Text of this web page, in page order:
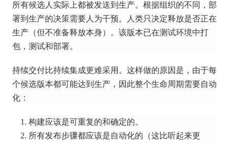
所有候选人实际上都被发送到生产。 根据组织的不同，部
署到生产的决策需要人为干预。
人类只决定释放是否正在
生产（但不准备释放本身）。 该版本已在测试环境中打
包，测试和部署。
持续交付比持续集成更难采用。 这样做的原因是，由于每
个候选版本都可能达到生产，因此整个生命周期需要自动
化：
构建应该是可重复的和确定的。
所有发布步骤都应该是自动化的（这比听起来更